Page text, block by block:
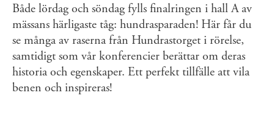
Både lördag och söndag fylls finalringen i hall A av
mässans härligaste tåg: hundrasparaden! Här får du
se många av raserna från Hundrastorget i rörelse,
samtidigt som vår konferencier berättar om deras
historia och egenskaper. Ett perfekt tillfälle att vila
benen och inspireras!